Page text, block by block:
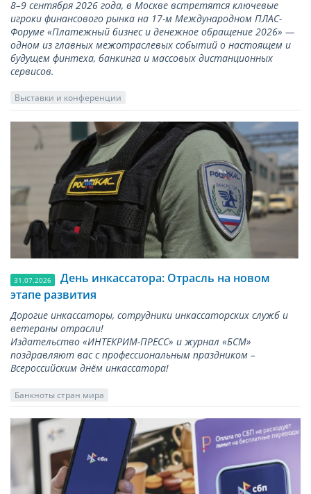
8–9 сентября 2026 года, в Москве встретятся ключевые
игроки финансового рынка на 17-м Международном ПЛАС-
Форуме «Платежный бизнес и денежное обращение 2026» —
одном из главных межотраслевых событий о настоящем и
будущем финтеха, банкинга и массовых дистанционных
сервисов.
Выставки и конференции
31.07.2026
День инкассатора: Отрасль на новом
этапе развития
Дорогие инкассаторы, сотрудники инкассаторских служб и
ветераны отрасли!
Издательство «ИНТЕКРИМ-ПРЕСС» и журнал «БСМ»
поздравляют вас с профессиональным праздником –
Всероссийским днём инкассатора!
Банкноты стран мира